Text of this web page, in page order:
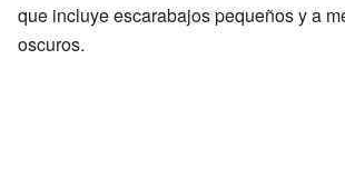
que incluye escarabajos pequeños y a
oscuros.